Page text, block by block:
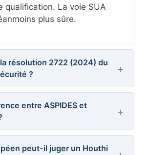
qualification. La voie SUA
plus sûre.
résolution 2722 (2024) du
?
janvier 2024, elle condamne
contre la navigation en mer
leur cessation, rappelle la
garantie par la
prend note du droit des États
entre ASPIDES et
lancée en 2008, lutte contre
avec un mandat
peut-il juger un Houthi